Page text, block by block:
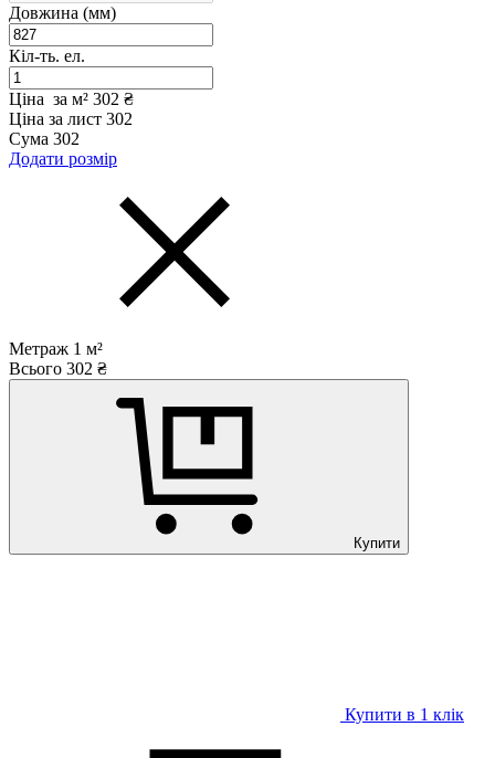
Довжина (мм)
Кіл-ть. ел.
Ціна за м² 302 ₴
Ціна за лист 302
Сума 302
Додати розмір
Метраж 1 м²
Всього 302 ₴
Купити
Купити в 1 клiк